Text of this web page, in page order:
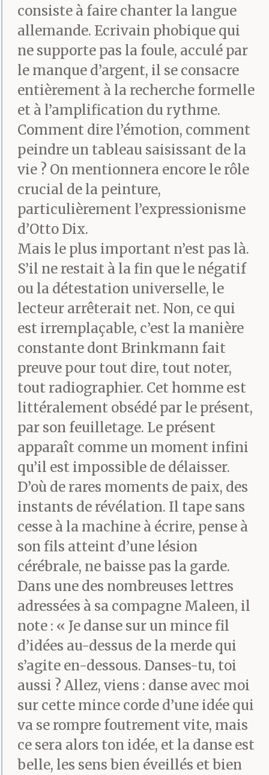
consiste à faire chanter la langue
allemande. Ecrivain phobique qui
ne supporte pas la foule, acculé par
le manque d’argent, il se consacre
entièrement à la recherche formelle
et à l’amplification du rythme.
Comment dire l’émotion, comment
peindre un tableau saisissant de la
vie ? On mentionnera encore le rôle
crucial de la peinture,
particulièrement l’expressionisme
d’Otto Dix.
Mais le plus important n’est pas là.
S’il ne restait à la fin que le négatif
ou la détestation universelle, le
lecteur arrêterait net. Non, ce qui
est irremplaçable, c’est la manière
constante dont Brinkmann fait
preuve pour tout dire, tout noter,
tout radiographier. Cet homme est
littéralement obsédé par le présent,
par son feuilletage. Le présent
apparaît comme un moment infini
qu’il est impossible de délaisser.
D’où de rares moments de paix, des
instants de révélation. Il tape sans
cesse à la machine à écrire, pense à
son fils atteint d’une lésion
cérébrale, ne baisse pas la garde.
Dans une des nombreuses lettres
adressées à sa compagne Maleen, il
note : « Je danse sur un mince fil
d’idées au-dessus de la merde qui
s’agite en-dessous. Danses-tu, toi
aussi ? Allez, viens : danse avec moi
sur cette mince corde d’une idée qui
va se rompre foutrement vite, mais
ce sera alors ton idée, et la danse est
belle, les sens bien éveillés et bien